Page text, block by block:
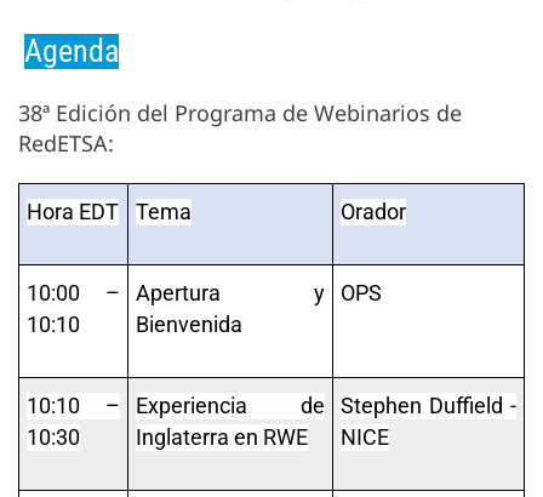
Agenda
38ª Edición del Programa de Webinarios de
RedETSA:
Hora EDT Tema Orador
10:00 –
10:10
Apertura y
Bienvenida
OPS
10:10 –
10:30
Experiencia de
Inglaterra en RWE
Stephen Duffield -
NICE